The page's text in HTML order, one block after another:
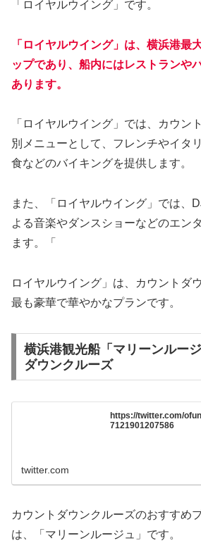
「ロイヤルウイング」です。
「ロイヤルウイング」は、横浜港最
ップであり、船内にはレストランや
あります。
「ロイヤルウイング」では、カウン
別メニューとして、フレンチやイタ
食などのバイキングを提供します。
また、「ロイヤルウイング」では、
よる音楽やダンスショーなどのエン
ます。「
ロイヤルウイング」は、カウントダ
最も豪華で華やかなプランです。
横浜港観光船「マリーンルー
ダウンクルーズ
https://twitter.com/
7121901207586
twitter.com
カウントダウンクルーズのおすすめ
は、「マリーンルージュ」です。